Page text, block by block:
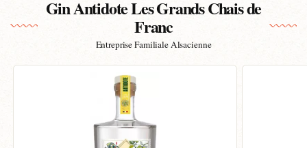
Gin Antidote Les Grands Chais de
Franc
Entreprise Familiale Alsacienne